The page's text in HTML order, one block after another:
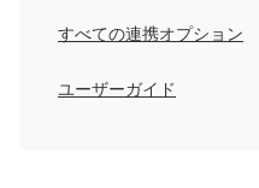
すべての連携オプション
ユーザーガイド